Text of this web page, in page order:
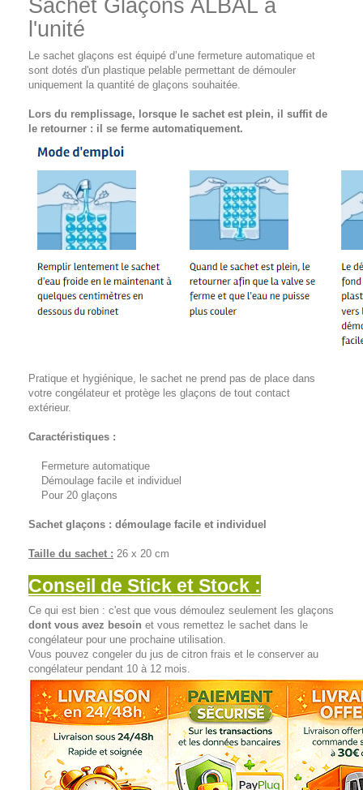
Sachet Glaçons ALBAL à
l'unité
Le sachet glaçons est équipé d’une fermeture automatique et
sont dotés d'un plastique pelable permettant de démouler
uniquement la quantité de glaçons souhaitée.
Lors du remplissage, lorsque le sachet est plein, il suffit de
le retourner : il se ferme automatiquement.
Pratique et hygiénique, le sachet ne prend pas de place dans
votre congélateur et protège les glaçons de tout contact
extérieur.
Caractéristiques :
Fermeture automatique
Démoulage facile et individuel
Pour 20 glaçons
Sachet glaçons : démoulage facile et individuel
Taille du sachet : 26 x 20 cm
Conseil de Stick et Stock :
Ce qui est bien : c'est que vous démoulez seulement les glaçons
dont vous avez besoin et vous remettez le sachet dans le
congélateur pour une prochaine utilisation.
Vous pouvez congeler du jus de citron frais et le conserver au
congélateur pendant 10 à 12 mois.